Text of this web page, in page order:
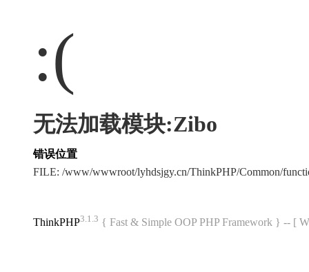
:(
无法加载模块:Zibo
错误位置
FILE: /www/wwwroot/lyhdsjgy.cn/ThinkPHP/Common/
ThinkPHP3.1.3 { Fast & Simple OOP PHP Framework } -- [